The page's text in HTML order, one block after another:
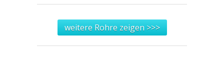
weitere Rohre zeigen >>>